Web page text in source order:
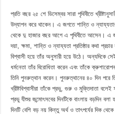
প্রতি বছর ২৫ শে ডিসেম্বর সারা পৃথিবীতে
উদ্যাপন করে থাকেন। এ জগতে শান্তি ও
থেকে দু হাজার বছর আগে এ পৃথিবীতে আসেন। এ
দয়া, ক্ষমা, শান্তি ও ন্যায্যতা প্রতিষ্ঠার কথা
বিশ্বাসী হয়ে তাঁর অনুসারী হয়ে উঠে। অন্যদিকে
ধর্মনেতা তাঁর বিরোধিতা করেন এবং তাঁকে
তিনি পুনরুত্থান করেন। পুনরুত্থানের ৪০ দিন পরে
খ্রীষ্টবিশ্বাসীরা তাঁকে প্রভু, গুরু ও মুক্তিদাতা
প্রভু যীশুর জন্মোৎসবের দিনটিকে বাংলায় বড়দিন
দিনটি বেশি বড় নয় কিন্তু অর্থ ও তাৎপর্যের দিক